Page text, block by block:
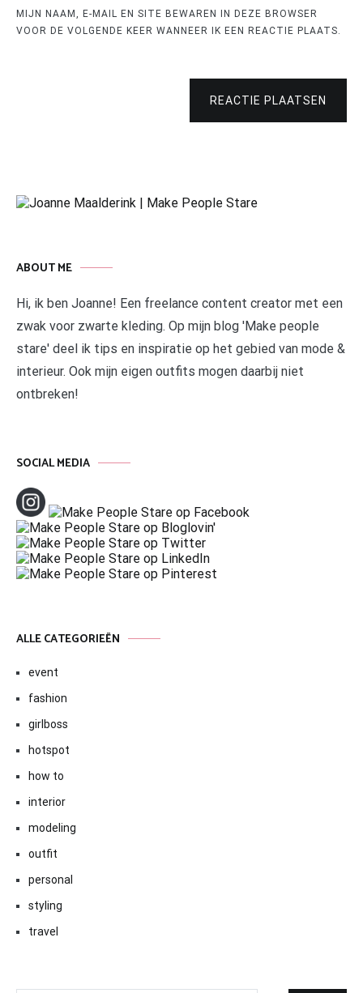
MIJN NAAM, E-MAIL EN SITE BEWAREN IN DEZE BROWSER
VOOR DE VOLGENDE KEER WANNEER IK EEN REACTIE PLAATS.
REACTIE PLAATSEN
ABOUT ME
Hi, ik ben Joanne! Een freelance content creator met een
zwak voor zwarte kleding. Op mijn blog 'Make people
stare' deel ik tips en inspiratie op het gebied van mode &
interieur. Ook mijn eigen outfits mogen daarbij niet
ontbreken!
SOCIAL MEDIA
ALLE CATEGORIEËN
event
fashion
girlboss
hotspot
how to
interior
modeling
outfit
personal
styling
travel